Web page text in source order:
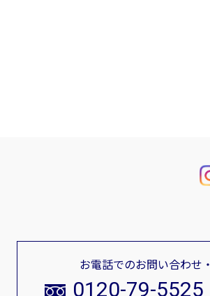
お電話でのお問い合わせ
0120-79-5525